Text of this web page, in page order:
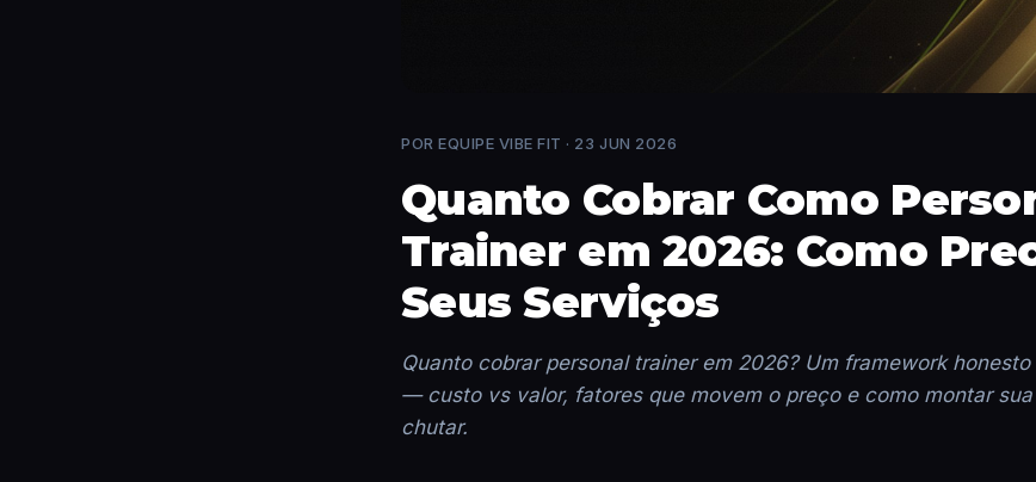
POR EQUIPE VIBE FIT · 23 JUN 2026
Quanto Cobrar Como
Trainer em 2026: Como
Seus Serviços
Quanto cobrar personal trainer em 2026? Um framework
— custo vs valor, fatores que movem o preço e como montar
chutar.